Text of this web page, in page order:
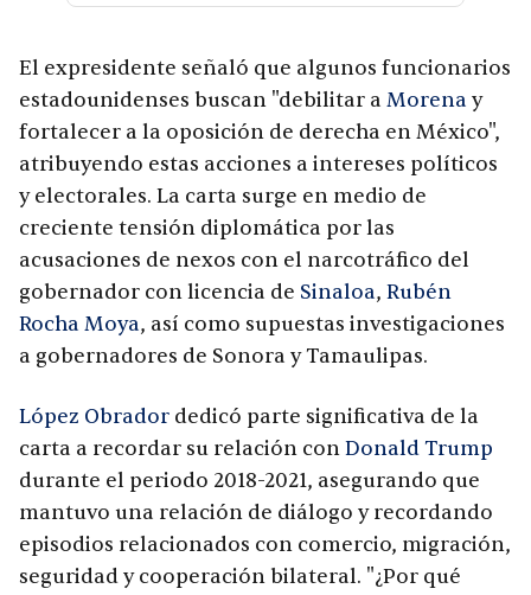
El expresidente señaló que algunos funcionarios
estadounidenses buscan "debilitar a Morena y
fortalecer a la oposición de derecha en México",
atribuyendo estas acciones a intereses políticos
y electorales. La carta surge en medio de
creciente tensión diplomática por las
acusaciones de nexos con el narcotráfico del
gobernador con licencia de Sinaloa, Rubén
Rocha Moya, así como supuestas investigaciones
a gobernadores de Sonora y Tamaulipas.
López Obrador dedicó parte significativa de la
carta a recordar su relación conDonald Trump
durante el periodo 2018-2021, asegurando que
mantuvo una relación de diálogo y recordando
episodios relacionados con comercio, migración,
seguridad y cooperación bilateral. "¿Por qué